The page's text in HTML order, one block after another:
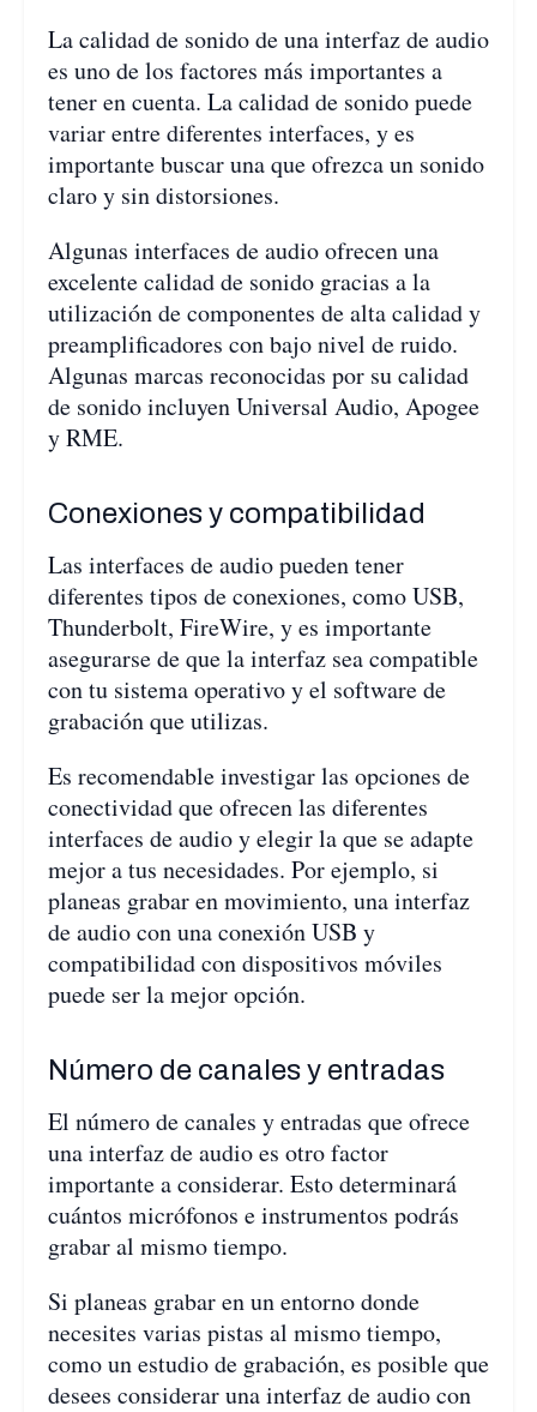
La calidad de sonido de una interfaz de audio
es uno de los factores más importantes a
tener en cuenta. La calidad de sonido puede
variar entre diferentes interfaces, y es
importante buscar una que ofrezca un sonido
claro y sin distorsiones.
Algunas interfaces de audio ofrecen una
excelente calidad de sonido gracias a la
utilización de componentes de alta calidad y
preamplificadores con bajo nivel de ruido.
Algunas marcas reconocidas por su calidad
de sonido incluyen Universal Audio, Apogee
y RME.
Conexiones y compatibilidad
Las interfaces de audio pueden tener
diferentes tipos de conexiones, como USB,
Thunderbolt, FireWire, y es importante
asegurarse de que la interfaz sea compatible
con tu sistema operativo y el software de
grabación que utilizas.
Es recomendable investigar las opciones de
conectividad que ofrecen las diferentes
interfaces de audio y elegir la que se adapte
mejor a tus necesidades. Por ejemplo, si
planeas grabar en movimiento, una interfaz
de audio con una conexión USB y
compatibilidad con dispositivos móviles
puede ser la mejor opción.
Número de canales y entradas
El número de canales y entradas que ofrece
una interfaz de audio es otro factor
importante a considerar. Esto determinará
cuántos micrófonos e instrumentos podrás
grabar al mismo tiempo.
Si planeas grabar en un entorno donde
necesites varias pistas al mismo tiempo,
como un estudio de grabación, es posible que
desees considerar una interfaz de audio con